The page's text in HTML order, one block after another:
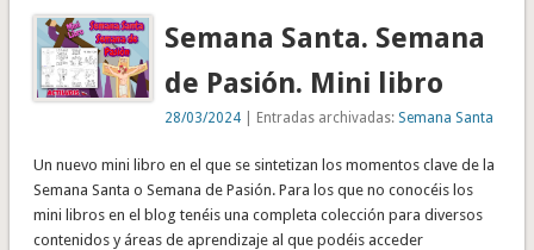
Semana Santa. Semana
de Pasión. Mini libro
28/03/2024 | Entradas archivadas: Semana Santa
Un nuevo mini libro en el que se sintetizan los momentos clave de la
Semana Santa o Semana de Pasión. Para los que no conocéis los
mini libros en el blog tenéis una completa colección para diversos
contenidos y áreas de aprendizaje al que podéis acceder